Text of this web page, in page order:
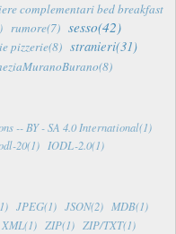
complementari bed breakfast
rumore(7) sesso(42)
pizzerie(8) stranieri(31)
-- BY - SA 4.0 International(1)
20(1)
IODL-2.0(1)
JPEG(1) JSON(2)
MDB(1)
XML(1) ZIP(1) ZIP/TXT(1)